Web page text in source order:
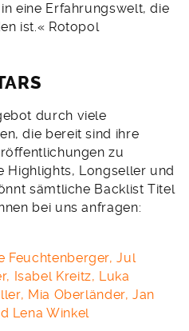
eine Erfahrungswelt, die
ist.« Rotopol
durch viele
die bereit sind ihre
zu
Highlights, Longseller und
sämtliche Backlist Titel
bei uns anfragen:
Feuchtenberger, Jul
Isabel Kreitz, Luka
Mia Oberländer, Jan
Lena Winkel